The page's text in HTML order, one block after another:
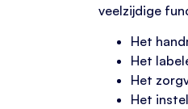
veelzijdige
Het
Het
Het
Het